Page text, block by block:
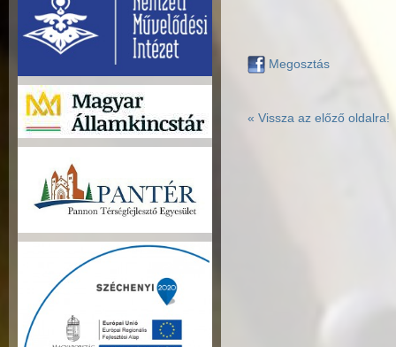
Megosztás
« Vissza az előző oldalra!